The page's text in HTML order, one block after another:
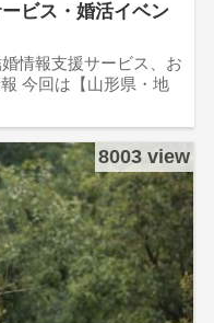
ビス・婚活イベン
情報支援サービス、お
今回は【山形県・地
8003 view